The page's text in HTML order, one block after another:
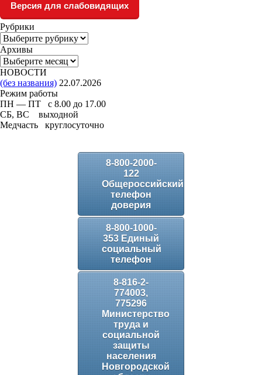
Версия для слабовидящих
Рубрики
Рубрики
Архивы
Архивы
НОВОСТИ
(без названия) 22.07.2026
Режим работы
ПН — ПТ с 8.00 до 17.00
СБ, ВС выходной
Медчасть круглосуточно
8-800-2000-
122
Общероссийский
телефон
доверия
8-800-1000-
353 Единый
социальный
телефон
8-816-2-
774003,
775296
Министерство
труда и
социальной
защиты
населения
Новгородской